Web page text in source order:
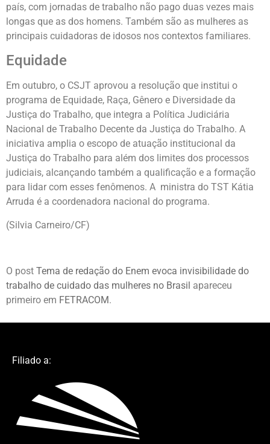
país, com jornadas de trabalho não pago duas vezes mais
longas que as dos homens. Também são as mulheres as
principais cuidadoras de idosos nos contextos familiares.
Equidade
Em outubro, o CSJT aprovou a resolução que institui o
programa de Equidade, Raça, Gênero e Diversidade da
Justiça do Trabalho, que integra a Política Judiciária
Nacional de Trabalho Decente da Justiça do Trabalho. A
iniciativa amplia o escopo de atuação institucional da
Justiça do Trabalho para além dos limites dos processos
judiciais, alcançando também a qualificação e a formação
para lidar com esses fenômenos. A ministra do TST Kátia
Arruda é a coordenadora nacional do programa.
(Silvia Carneiro/CF)
O post Tema de redação do Enem evoca invisibilidade do
trabalho de cuidado das mulheres no Brasil apareceu
primeiro em FETRACOM.
Filiado a: